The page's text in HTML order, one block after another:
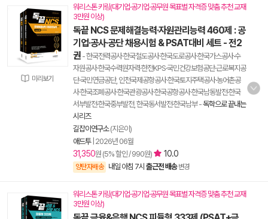
미리보기
워리스톤 키링(대기업·공기업·공무원 목표별 자격증 맞춤 추천 교재
3만원 이상)
독끝 NCS 문제해결능력·자원관리능력 460제 : 공
기업·공사·공단 채용시험 & PSAT대비 세트 - 전2
권 - 한국전력공사·한국철도공사·한국도로공사·한국가스공사·수
자원공사·한국수력원자력·한전KPS·국민건강보험공단·근로복지공
단·국민연금공단, 인천국제공항공사·한국토지주택공사·농어촌공
사·한국조폐공사·한국관광공사·한국공항공사·한국남동발전·한국
서부발전·한국중부발전, 한국동서발전·한국남부-독학으로 끝내는
시리즈
길잡이연구소(지은이)
애드투| 2026년 06월
31,350원 (5% 할인 / 990원) 10.0
양탄자배송 내일 아침 7시 출근전 배송 변경
워리스톤 키링(대기업·공기업·공무원 목표별 자격증 맞춤 추천 교재
3만원 이상)